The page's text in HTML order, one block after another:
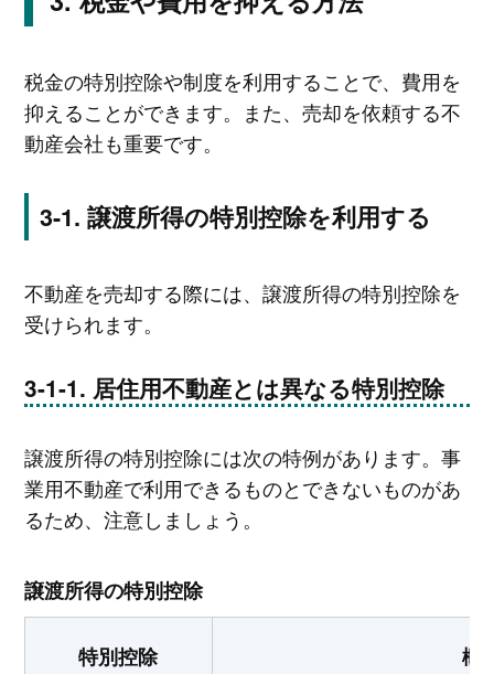
税金の特別控除や制度を利用することで、費用を
抑えることができます。また、売却を依頼する不
動産会社も重要です。
譲渡所得の特別控除を利用する
不動産を売却する際には、譲渡所得の特別控除を
受けられます。
居住用不動産とは異なる特別控除
譲渡所得の特別控除には次の特例があります。事
業用不動産で利用できるものとできないものがあ
るため、注意しましょう。
譲渡所得の特別控除
特別控除 概